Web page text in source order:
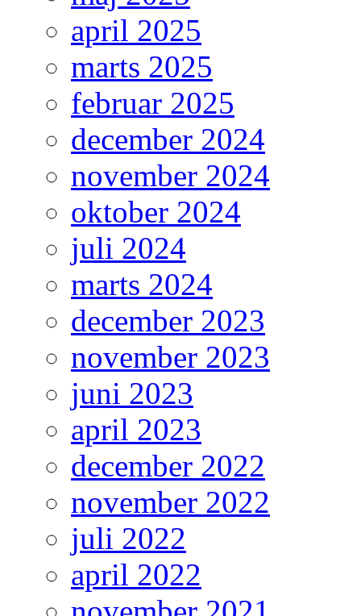
april 2025
marts 2025
februar 2025
december 2024
november 2024
oktober 2024
juli 2024
marts 2024
december 2023
november 2023
juni 2023
april 2023
december 2022
november 2022
juli 2022
april 2022